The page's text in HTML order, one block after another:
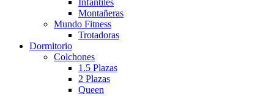
Infantiles
Montañeras
Mundo Fitness
Trotadoras
Dormitorio
Colchones
1.5 Plazas
2 Plazas
Queen